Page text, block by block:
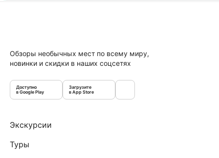
Обзоры необычных мест по всему миру,
новинки и скидки в наших соцсетях
Доступно
в Google Play
Загрузите
в App Store
Экскурсии
Туры